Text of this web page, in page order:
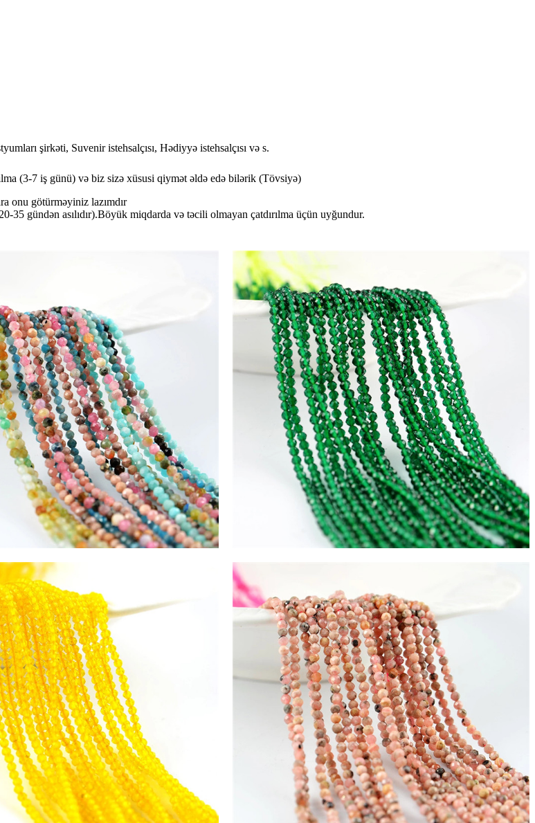
şirkəti, Suvenir istehsalçısı, Hədiyyə istehsalçısı və s.
(3-7 iş günü) və biz sizə xüsusi qiymət əldə edə bilərik (Tövsiyə)
onu götürməyiniz lazımdır
35 gündən asılıdır).Böyük miqdarda və təcili olmayan çatdırılma üçün uyğundur.